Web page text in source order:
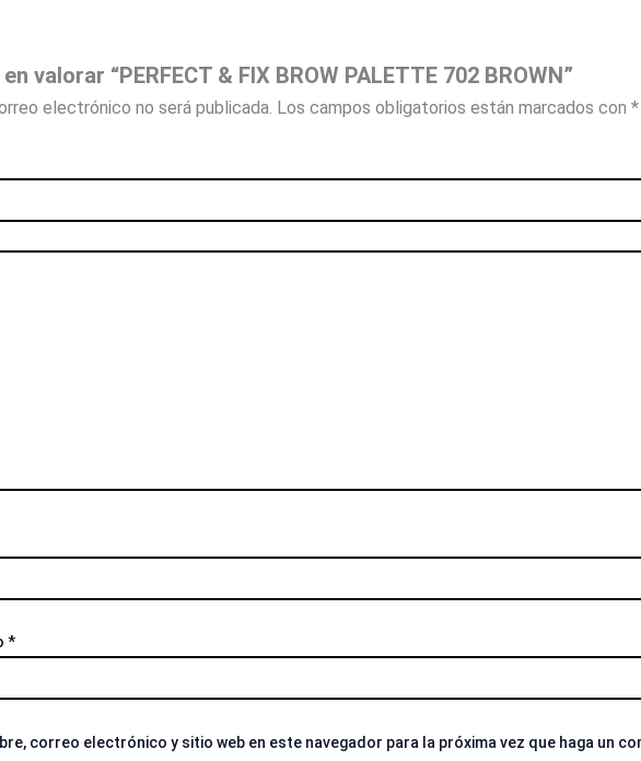
valorar “PERFECT & FIX BROW PALETTE 702 BROWN”
electrónico no será publicada. Los campos obligatorios están marcados con *
*
correo electrónico y sitio web en este navegador para la próxima vez que haga un